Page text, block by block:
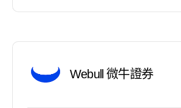
Webull 微牛證券